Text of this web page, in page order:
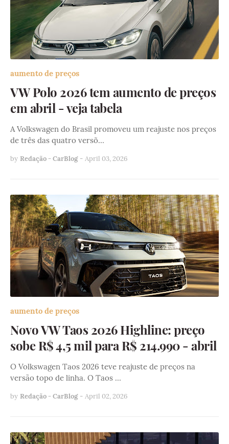
aumento de preços
VW Polo 2026 tem aumento de preços
em abril - veja tabela
A Volkswagen do Brasil promoveu um reajuste nos preços
de três das quatro versõ…
by Redação - CarBlog - April 03, 2026
aumento de preços
Novo VW Taos 2026 Highline: preço
sobe R$ 4,5 mil para R$ 214.990 - abril
O Volkswagen Taos 2026 teve reajuste de preços na
versão topo de linha. O Taos …
by Redação - CarBlog - April 02, 2026